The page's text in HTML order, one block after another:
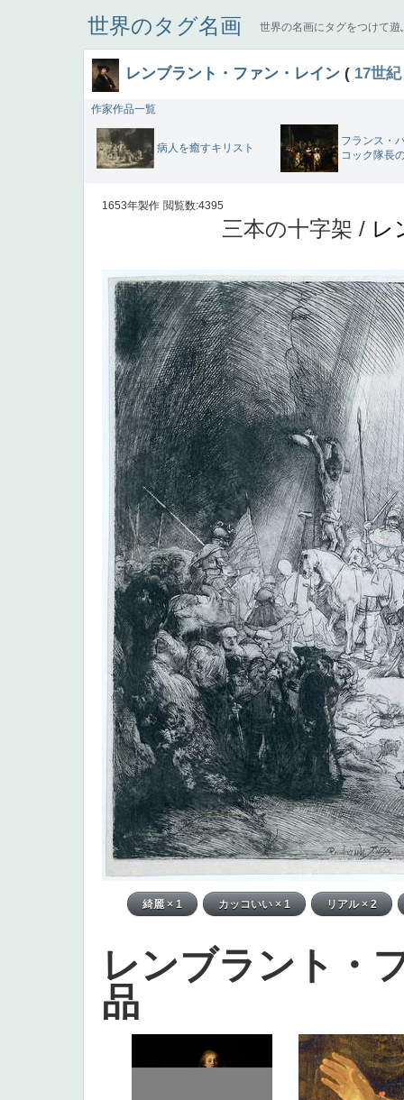
世界のタグ名画 世界の名画にタグをつけて遊
レンブラント・ファン・レイン ( 17世紀
作家作品一覧
病人を癒すキリスト
フランス・
コック隊長
1653年製作 閲覧数:4395
三本の十字架 / レ
レンブラント・
品